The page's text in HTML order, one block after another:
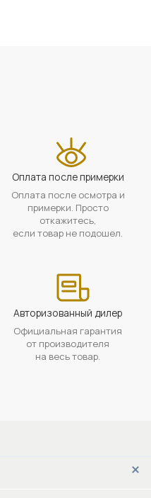
Оплата после примерки
Оплата после осмотра и
примерки. Просто
откажитесь,
если товар не подошел.
Авторизованный дилер
Официальная гарантия
от производителя
на весь товар.